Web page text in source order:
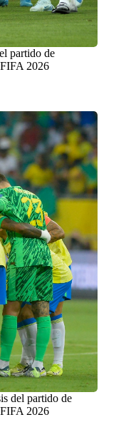
partido de
2026
del partido de
2026